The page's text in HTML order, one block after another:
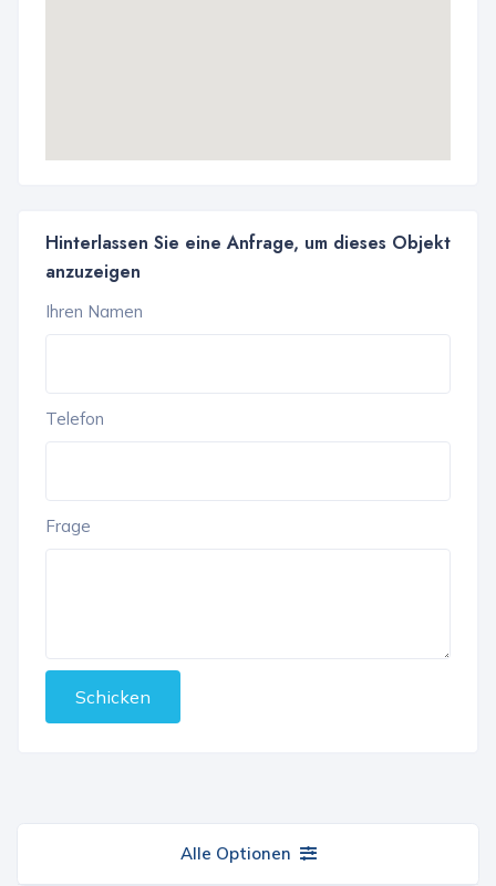
Hinterlassen Sie eine Anfrage, um dieses Objekt
anzuzeigen
Ihren Namen
Telefon
Frage
Schicken
Alle Optionen